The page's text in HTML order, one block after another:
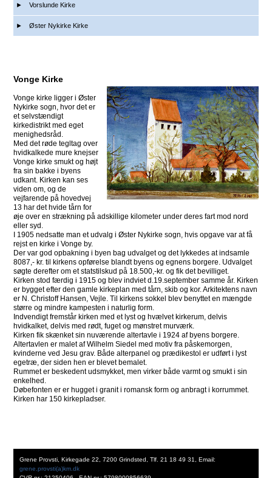
Vorslunde Kirke
Øster Nykirke Kirke
Vonge Kirke
Vonge kirke ligger i Øster
Nykirke sogn, hvor det er
et selvstændigt
kirkedistrikt med eget
menighedsråd.
Med det røde tegltag over
hvidkalkede mure knejser
Vonge kirke smukt og højt
fra sin bakke i byens
udkant. Kirken kan ses
viden om, og de
vejfarende på hovedvej
13 har det hvide tårn for
øje over en strækning på adskillige kilometer under deres fart mod nord
eller syd.
I 1905 nedsatte man et udvalg i Øster Nykirke sogn, hvis opgave var at få
rejst en kirke i Vonge by.
Der var god opbakning i byen bag udvalget og det lykkedes at indsamle
8087,- kr. til kirkens opførelse blandt byens og egnens borgere. Udvalget
søgte derefter om et statstilskud på 18.500,-kr. og fik det bevilliget.
Kirken stod færdig i 1915 og blev indviet d.19.september samme år. Kirken
er bygget efter den gamle kirkeplan med tårn, skib og kor. Arkitektens navn
er N. Christoff Hansen, Vejle. Til kirkens sokkel blev benyttet en mængde
større og mindre kampesten i naturlig form.
Indvendigt fremstår kirken med et lyst og hvælvet kirkerum, delvis
hvidkalket, delvis med rødt, fuget og mønstret murværk.
Kirken fik skænket sin nuværende altertavle i 1924 af byens borgere.
Altertavlen er malet af Wilhelm Siedel med motiv fra påskemorgen,
kvinderne ved Jesu grav. Både alterpanel og prædikestol er udført i lyst
egetræ, der siden hen er blevet bemalet.
Rummet er beskedent udsmykket, men virker både varmt og smukt i sin
enkelhed.
Døbefonten er er hugget i granit i romansk form og anbragt i korrummet.
Kirken har 150 kirkepladser.
Grene Provsti, Kirkegade 22, 7200 Grindsted, Tlf. 21 18 49 31, Email:
grene.provsti(a)km.dk